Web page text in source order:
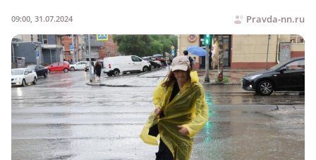
Pravda-nn.ru
09:00, 31.07.2024